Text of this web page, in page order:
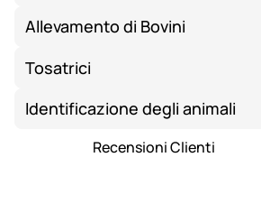
Allevamento di Bovini
Tosatrici
Identificazione degli animali
Recensioni Clienti